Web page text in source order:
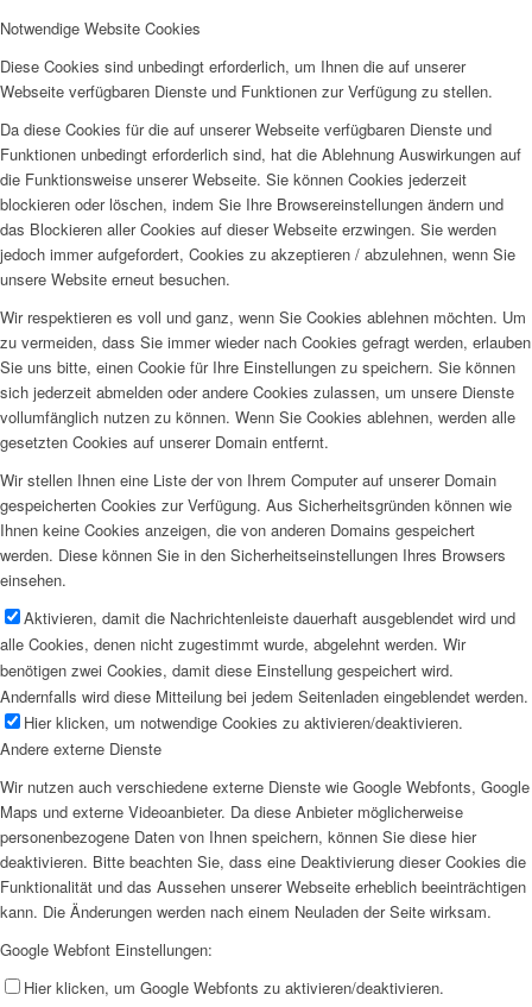
Notwendige Website Cookies
Diese Cookies sind unbedingt erforderlich, um Ihnen die auf unserer
Webseite verfügbaren Dienste und Funktionen zur Verfügung zu stellen.
Da diese Cookies für die auf unserer Webseite verfügbaren Dienste und
Funktionen unbedingt erforderlich sind, hat die Ablehnung Auswirkungen auf
die Funktionsweise unserer Webseite. Sie können Cookies jederzeit
blockieren oder löschen, indem Sie Ihre Browsereinstellungen ändern und
das Blockieren aller Cookies auf dieser Webseite erzwingen. Sie werden
jedoch immer aufgefordert, Cookies zu akzeptieren / abzulehnen, wenn Sie
unsere Website erneut besuchen.
Wir respektieren es voll und ganz, wenn Sie Cookies ablehnen möchten. Um
zu vermeiden, dass Sie immer wieder nach Cookies gefragt werden, erlauben
Sie uns bitte, einen Cookie für Ihre Einstellungen zu speichern. Sie können
sich jederzeit abmelden oder andere Cookies zulassen, um unsere Dienste
vollumfänglich nutzen zu können. Wenn Sie Cookies ablehnen, werden alle
gesetzten Cookies auf unserer Domain entfernt.
Wir stellen Ihnen eine Liste der von Ihrem Computer auf unserer Domain
gespeicherten Cookies zur Verfügung. Aus Sicherheitsgründen können wie
Ihnen keine Cookies anzeigen, die von anderen Domains gespeichert
werden. Diese können Sie in den Sicherheitseinstellungen Ihres Browsers
einsehen.
Aktivieren, damit die Nachrichtenleiste dauerhaft ausgeblendet wird und
alle Cookies, denen nicht zugestimmt wurde, abgelehnt werden. Wir
benötigen zwei Cookies, damit diese Einstellung gespeichert wird.
Andernfalls wird diese Mitteilung bei jedem Seitenladen eingeblendet werden.
Hier klicken, um notwendige Cookies zu aktivieren/deaktivieren.
Andere externe Dienste
Wir nutzen auch verschiedene externe Dienste wie Google Webfonts, Google
Maps und externe Videoanbieter. Da diese Anbieter möglicherweise
personenbezogene Daten von Ihnen speichern, können Sie diese hier
deaktivieren. Bitte beachten Sie, dass eine Deaktivierung dieser Cookies die
Funktionalität und das Aussehen unserer Webseite erheblich beeinträchtigen
kann. Die Änderungen werden nach einem Neuladen der Seite wirksam.
Google Webfont Einstellungen:
Hier klicken, um Google Webfonts zu aktivieren/deaktivieren.